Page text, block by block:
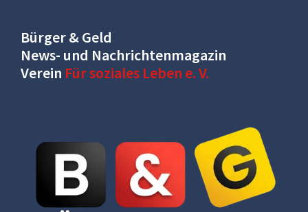
Bürger & Geld
News- und Nachrichtenmagazin
Verein Für soziales Leben e. V.